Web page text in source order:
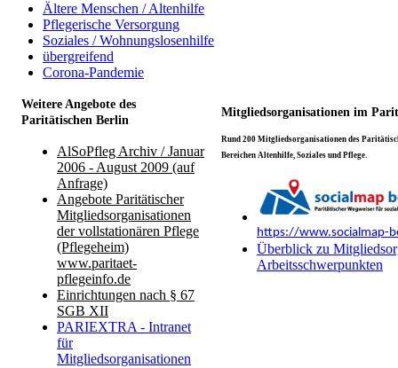
Ältere Menschen / Altenhilfe
Pflegerische Versorgung
Soziales / Wohnungslosenhilfe
übergreifend
Corona-Pandemie
Weitere Angebote des
Paritätischen Berlin
Mitgliedsorganisationen im
AlSoPfleg Archiv / Januar
2006 - August 2009 (auf
Anfrage)
Angebote Paritätischer
Mitgliedsorganisationen
der vollstationären Pflege
(Pflegeheim)
www.paritaet-
pflegeinfo.de
Einrichtungen nach § 67
SGB XII
PARIEXTRA - Intranet
für
Mitgliedsorganisationen
Rund 200 Mitgliedsorganisationen des
Bereichen Altenhilfe, Soziales und Pflege.
https://www.socialmap-
Überblick zu
Arbeitsschwerpunkten